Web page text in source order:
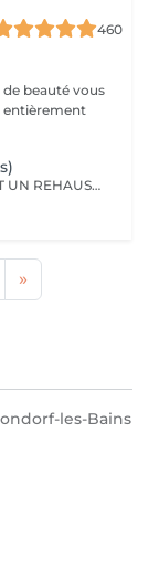
460
beauté vous
entièrement
SOIN DES CILS SANS AMMONIAQUE PERMET UN REHAUSSEMENT DES CILS, ETOFFEMENT DU POIL, PENETRATION DE KERATINE EN PROFONDEUR, REPARATION DES CILS ENDOMMAGES, IDEAL POUR LES YEUX SENSIBLES, CILS FINS, CASSANTS + TEINTURE
»
les-Bains